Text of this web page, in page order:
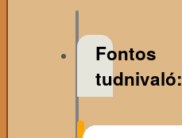
Fontos
tudnivaló: